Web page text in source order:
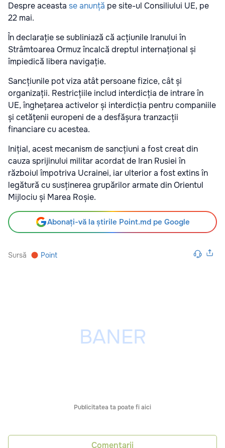
Despre aceasta se anunță pe site-ul Consiliului UE, pe
22 mai.
În declarație se subliniază că acțiunile Iranului în
Strâmtoarea Ormuz încalcă dreptul internațional și
împiedică libera navigație.
Sancțiunile pot viza atât persoane fizice, cât și
organizații. Restricțiile includ interdicția de intrare în
UE, înghețarea activelor și interdicția pentru companiile
și cetățenii europeni de a desfășura tranzacții
financiare cu acestea.
Inițial, acest mecanism de sancțiuni a fost creat din
cauza sprijinului militar acordat de Iran Rusiei în
războiul împotriva Ucrainei, iar ulterior a fost extins în
legătură cu susținerea grupărilor armate din Orientul
Mijlociu și Marea Roșie.
Abonați-vă la știrile Point.md pe Google
Sursă Point
Publicitatea ta poate fi aici
Comentarii